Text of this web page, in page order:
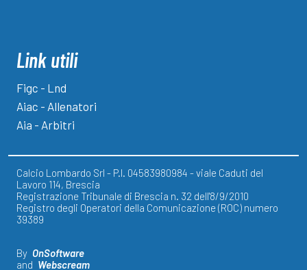
Link utili
Figc - Lnd
Aiac - Allenatori
Aia - Arbitri
Calcio Lombardo Srl - P.I. 04583980984 - viale Caduti del
Lavoro 114, Brescia
Registrazione Tribunale di Brescia n. 32 dell'8/9/2010
Registro degli Operatori della Comunicazione (ROC) numero
39389
By OnSoftware
and Webscream